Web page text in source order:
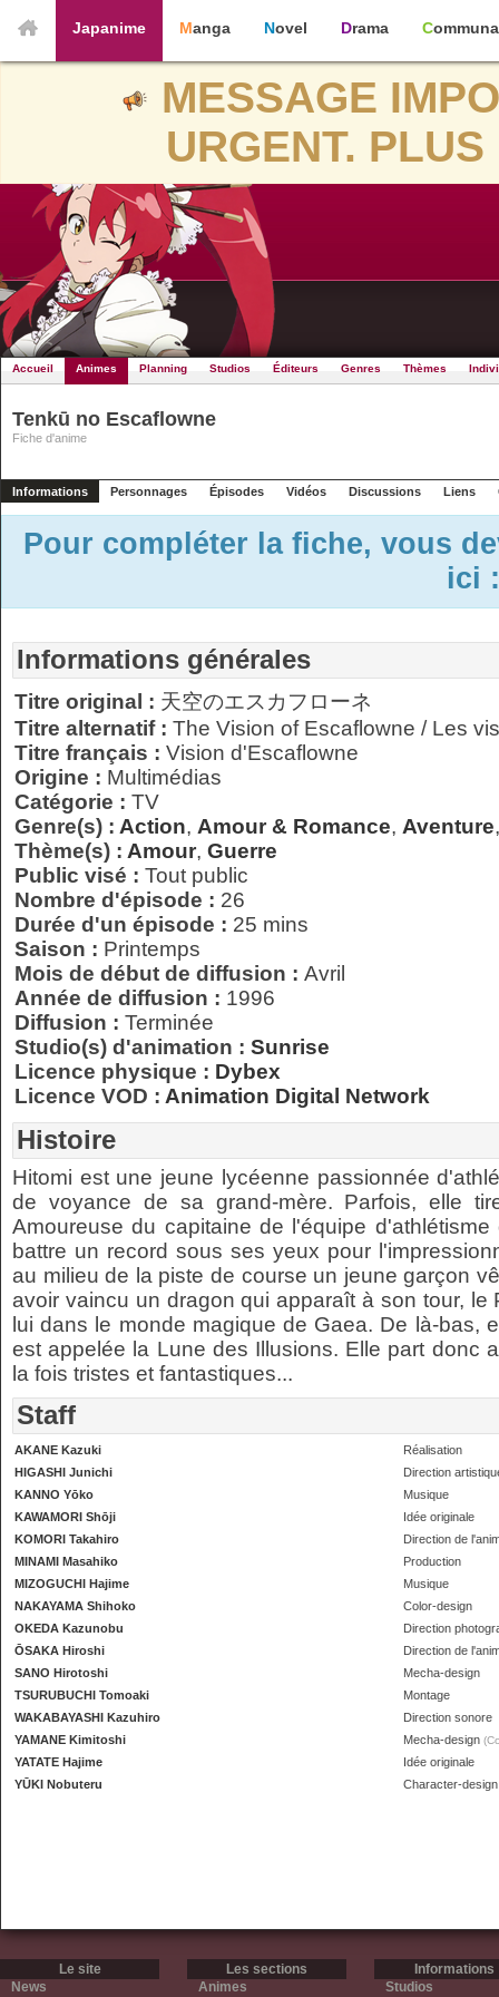
Japanime Manga Novel Drama
MESSAGE
URGENT.
Accueil Animes Planning Studios Éditeurs Genres Thèmes
Tenkū no Escaflowne
Fiche d'anime
Informations Personnages Épisodes Vidéos Discussions Liens
Pour compléter la fiche, vous
ici
Informations générales
Titre original : 天空のエスカフローネ
Titre alternatif : The Vision of Escaflowne / Les
Titre français : Vision d'Escaflowne
Origine : Multimédias
Catégorie : TV
Genre(s) : Action, Amour & Romance, Aventure
Thème(s) : Amour, Guerre
Public visé : Tout public
Nombre d'épisode : 26
Durée d'un épisode : 25 mins
Saison : Printemps
Mois de début de diffusion : Avril
Année de diffusion : 1996
Diffusion : Terminée
Studio(s) d'animation : Sunrise
Licence physique : Dybex
Licence VOD : Animation Digital Network
Histoire
Hitomi est une jeune lycéenne passionnée
de voyance de sa grand-mère. Parfois, elle
Amoureuse du capitaine de l'équipe
battre un record sous ses yeux pour
au milieu de la piste de course un jeune garçon
avoir vaincu un dragon qui apparaît à son tour, le
lui dans le monde magique de Gaea. De là-bas,
est appelée la Lune des Illusions. Elle part donc
la fois tristes et fantastiques...
Staff
AKANE Kazuki
Réalisation
HIGASHI Junichi
Direction
KANNO Yōko
Musique
KAWAMORI Shōji
Idée originale
KOMORI Takahiro
Direction de
MINAMI Masahiko
Production
MIZOGUCHI Hajime
Musique
NAKAYAMA Shihoko
Color-design
OKEDA Kazunobu
Direction
ŌSAKA Hiroshi
Direction de
SANO Hirotoshi
Mecha-design
TSURUBUCHI Tomoaki
Montage
WAKABAYASHI Kazuhiro
Direction sonore
YAMANE Kimitoshi
Mecha-design
YATATE Hajime
Idée originale
YŪKI Nobuteru
Character-design
Le site
News
Les sections
Animes
Informations
Studios